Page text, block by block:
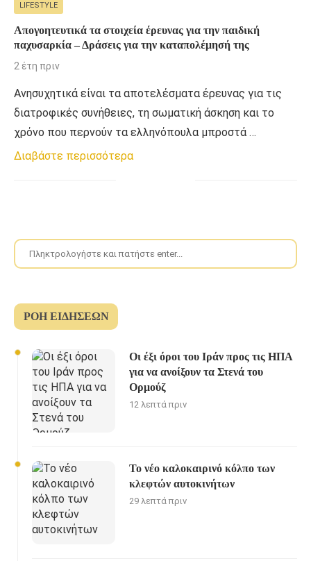
LIFESTYLE
Απογοητευτικά τα στοιχεία έρευνας για την παιδική
παχυσαρκία – Δράσεις για την καταπολέμησή της
2 έτη πριν
Ανησυχητικά είναι τα αποτελέσματα έρευνας για τις
διατροφικές συνήθειες, τη σωματική άσκηση και το
χρόνο που περνούν τα ελληνόπουλα μπροστά …
Διαβάστε περισσότερα
ΡΟΉ ΕΙΔΉΣΕΩΝ
Οι έξι όροι του Ιράν προς τις ΗΠΑ
για να ανοίξουν τα Στενά του
Ορμούζ
12 λεπτά πριν
Το νέο καλοκαιρινό κόλπο των
κλεφτών αυτοκινήτων
29 λεπτά πριν